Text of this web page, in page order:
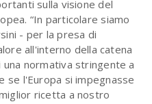
sulla visione del
“In particolare siamo
- per la presa di
all'interno della catena
normativa stringente a
se l'Europa si impegnasse
ricetta a nostro